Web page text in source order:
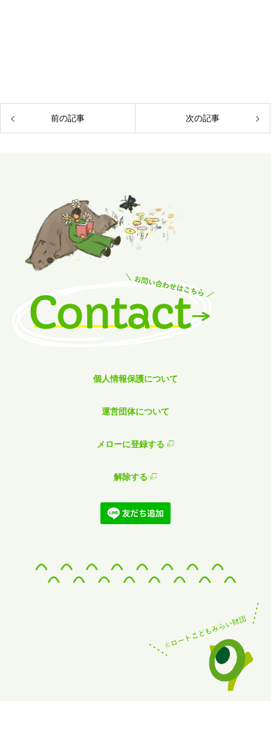
前の記事 次の記事
個人情報保護について
運営団体について
メローに登録する
解除する